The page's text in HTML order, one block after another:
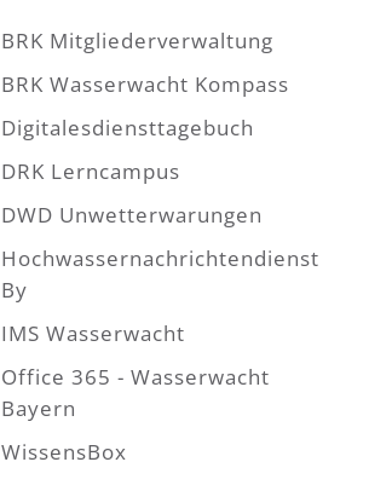
BRK Mitgliederverwaltung
BRK Wasserwacht Kompass
Digitalesdiensttagebuch
DRK Lerncampus
DWD Unwetterwarungen
Hochwassernachrichtendienst
By
IMS Wasserwacht
Office 365 - Wasserwacht
Bayern
WissensBox